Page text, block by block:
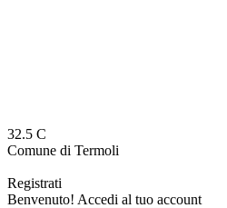
32.5 C
Comune di Termoli
Registrati
Benvenuto! Accedi al tuo account